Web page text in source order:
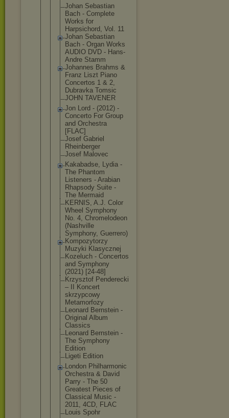
Johan Sebastian
Bach - Complete
Works for
Harpsichord , Vol. 11
Johan Sebastian
Bach - Organ Works
AUDIO DVD - Hans-
Andre Stamm
Johannes Brahms &
Franz Liszt Piano
Concertos 1 & 2,
Dubravka Tomsic
JOHN TAVENER
Jon Lord - (2012) -
Concerto For Group
and Orchestra
[FLAC]
Josef Gabriel
Rheinberger
Josef Malovec
Kakabadse, Lydia -
The Phantom
Listeners - Arabian
Rhapsody Suite -
The Mermaid
KERNIS, A.J. Color
Wheel Symphony
No. 4, Chromelodeon
(Nashville
Symphony, Guerrero)
Kompozytorzy
Muzyki Klasycznej
Kozeluch - Concertos
and Symphony
(2021) [24-48]
Krzysztof Penderecki
– II Koncert
skrzypcowy
Metamorfozy
Leonard Bernstein -
Original Album
Classics
Leonard Bernstein -
The Symphony
Edition
Ligeti Edition
London Philharmonic
Orchestra & David
Parry - The 50
Greatest Pieces of
Classical Music -
2011, 4CD, FLAC
Louis Spohr